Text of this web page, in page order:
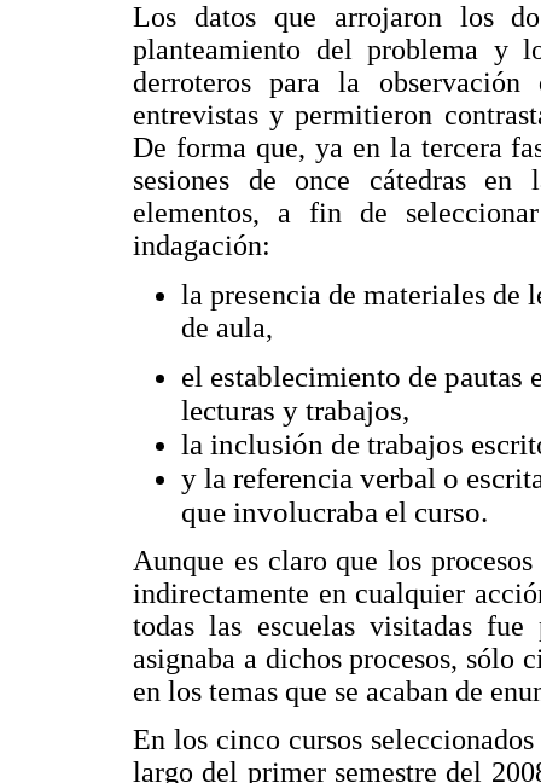
Los datos que arrojaron los
planteamiento del problema y
derroteros para la
entrevistas y permitieron
De forma que, ya en la tercera
sesiones de once cátedras en
elementos, a fin de
indagación:
la presencia de materiales de
de aula,
el establecimiento de pautas
lecturas y trabajos,
la inclusión de trabajos
y la referencia verbal o
que involucraba el curso.
Aunque es claro que los
indirectamente en cualquier
todas las escuelas visitadas
asignaba a dichos procesos, sólo
en los temas que se acaban de
En los cinco cursos
largo del primer semestre del